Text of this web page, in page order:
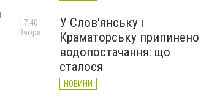
У Слов'янську і
Краматорську припинено
водопостачання: що
сталося
НОВИНИ
17:40
Вчора